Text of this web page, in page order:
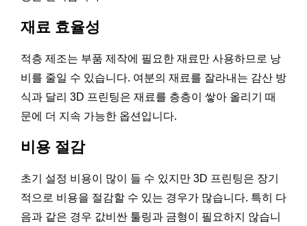
재료 효율성
적층 제조는 부품 제작에 필요한 재료만 사용하므로 낭
비를 줄일 수 있습니다. 여분의 재료를 잘라내는 감산 방
식과 달리 3D 프린팅은 재료를 층층이 쌓아 올리기 때
문에 더 지속 가능한 옵션입니다.
비용 절감
초기 설정 비용이 많이 들 수 있지만 3D 프린팅은 장기
적으로 비용을 절감할 수 있는 경우가 많습니다. 특히 다
음과 같은 경우 값비싼 툴링과 금형이 필요하지 않습니